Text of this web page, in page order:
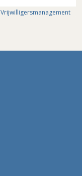
Vrijwilligersmanagement